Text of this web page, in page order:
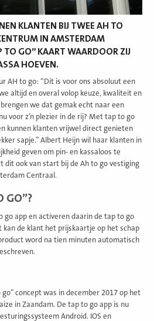
KLANTEN BIJ TWEE AH TO
IN AMSTERDAM
TO GO” KAART WAARDOOR ZIJ
HOEVEN.
AH to go: “Dit is voor ons absoluut een
altijd en overal volop keuze, kwaliteit en
we dat gemak echt naar een
voor z’n plezier in de rij? Met tap to go
kunnen klanten vrijwel direct genieten
sapje.” Albert Heijn wil haar klanten in
geven om pin- en kassaloos te
dit ook van start bij de Ah to go vestiging
Centraal.
GO”?
go app en activeren daarin de tap to go
kan de klant het prijskaartje op het schap
word na tien minuten automatisch
concept was in december 2017 op het
in Zaandam. De tap to go app is nu
Android. IOS en